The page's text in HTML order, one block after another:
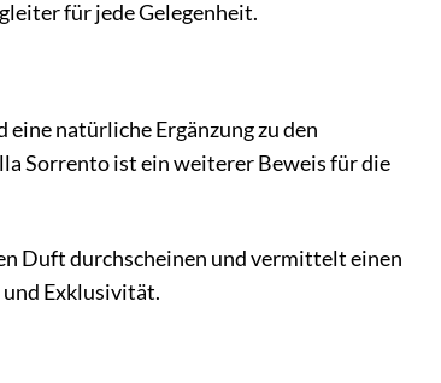
für jede Gelegenheit.
eine natürliche Ergänzung zu den
Sorrento ist ein weiterer Beweis für die
Duft durchscheinen und vermittelt einen
und Exklusivität.